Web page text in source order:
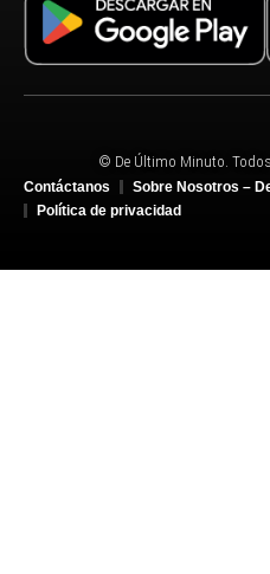
© De Último Minuto.
Contáctanos
Sobre Nosotros –
Política de privacidad